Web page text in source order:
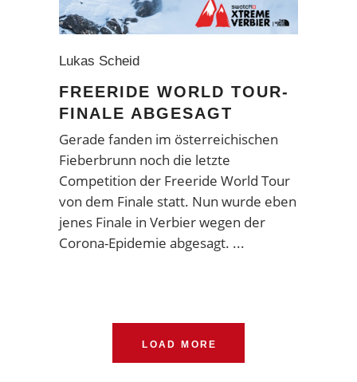
Lukas Scheid
FREERIDE WORLD TOUR-
FINALE ABGESAGT
Gerade fanden im österreichischen
Fieberbrunn noch die letzte
Competition der Freeride World Tour
von dem Finale statt. Nun wurde eben
jenes Finale in Verbier wegen der
Corona-Epidemie abgesagt.
LOAD MORE